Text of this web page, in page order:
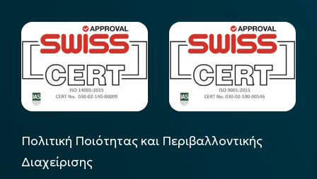
Πολιτική Ποιότητας και Περιβαλλοντικής
Διαχείρισης